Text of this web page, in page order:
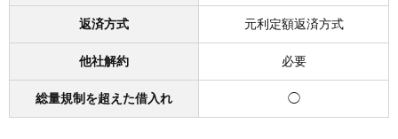
返済方式 元利定額返済方式
他社解約 必要
総量規制を超えた借入れ ◯